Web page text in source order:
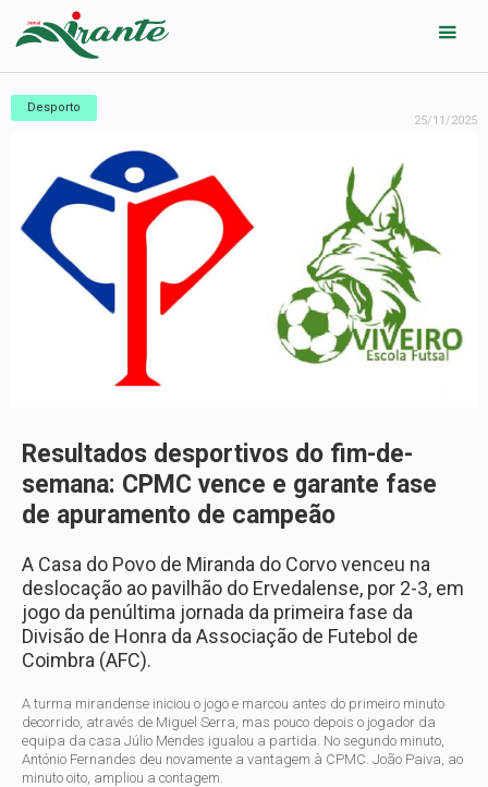
Desporto
25/11/2025
Resultados desportivos do fim-de-
semana: CPMC vence e garante fase
de apuramento de campeão
A Casa do Povo de Miranda do Corvo venceu na
deslocação ao pavilhão do Ervedalense, por 2-3, em
jogo da penúltima jornada da primeira fase da
Divisão de Honra da Associação de Futebol de
Coimbra (AFC).
A turma mirandense iniciou o jogo e marcou antes do primeiro minuto
decorrido, através de Miguel Serra, mas pouco depois o jogador da
equipa da casa Júlio Mendes igualou a partida. No segundo minuto,
António Fernandes deu novamente a vantagem à CPMC. João Paiva, ao
minuto oito, ampliou a contagem.